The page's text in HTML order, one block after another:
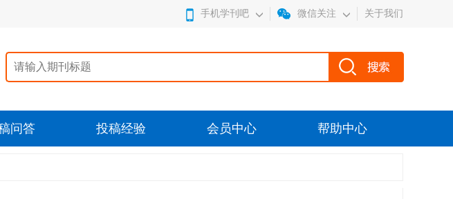
手机学刊吧 微信关注 关于我们
问答 投稿经验 会员中心 帮助中心